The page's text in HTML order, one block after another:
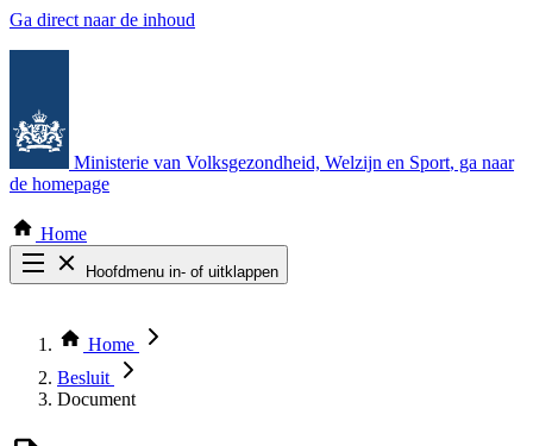
Ga direct naar de inhoud
Ministerie van Volksgezondheid, Welzijn en Sport, ga naar
de homepage
Home
Hoofdmenu in- of uitklappen
Thema COVID-19
Bekijk per bestuursorgaan
Home
Besluit
Document